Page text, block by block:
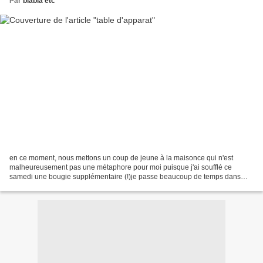
en ce moment, nous mettons un coup de jeune à la maisonce qui n'est
malheureusement pas une métaphore pour moi puisque j'ai soufflé ce
samedi une bougie supplémentaire (!)je passe beaucoup de temps dans